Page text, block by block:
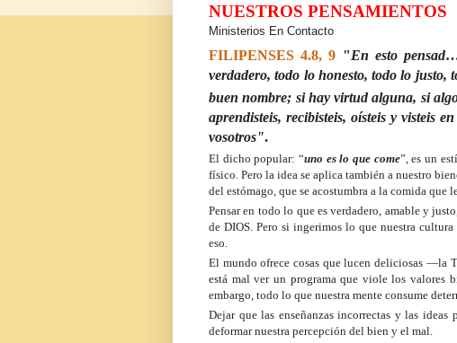
NUESTROS PENSAMIENTOS
Ministerios En Contacto
FILIPENSES 4.8, 9 "En esto pensad
verdadero, todo lo honesto, todo lo justo,
buen nombre; si hay virtud alguna, si
aprendisteis, recibisteis, oísteis y visteis
vosotros".
El dicho popular: “uno es lo que come”, es un
físico. Pero la idea se aplica también a nuestro
del estómago, que se acostumbra a la comida que
Pensar en todo lo que es verdadero, amable y
de DIOS. Pero si ingerimos lo que nuestra
eso.
El mundo ofrece cosas que lucen deliciosas —la
está mal ver un programa que viole los valores
embargo, todo lo que nuestra mente consume
Dejar que las enseñanzas incorrectas y las ideas
deformar nuestra percepción del bien y el mal.